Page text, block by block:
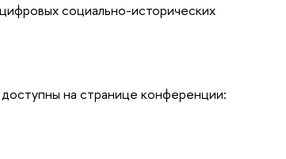
социально-исторических
на странице конференции: